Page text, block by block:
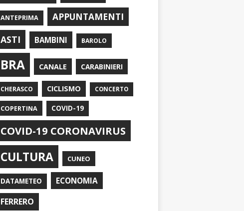
ANTEPRIMA
APPUNTAMENTI
ASTI
BAMBINI BAROLO
BRA CANALE CARABINIERI
CHERASCO CICLISMO CONCERTO
COPERTINA COVID-19
COVID-19 CORONAVIRUS
CULTURA CUNEO
DATAMETEO ECONOMIA
FERRERO